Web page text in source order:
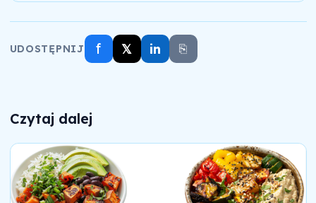
UDOSTĘPNIJ f 𝕏 in ⎘
Czytaj dalej